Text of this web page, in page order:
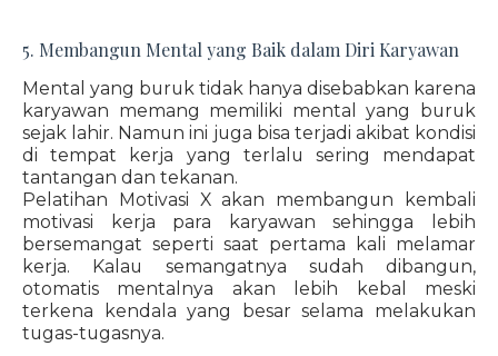
5. Membangun Mental yang Baik dalam Diri Karyawan
Mental yang buruk tidak hanya disebabkan karena
karyawan memang memiliki mental yang buruk
sejak lahir. Namun ini juga bisa terjadi akibat kondisi
di tempat kerja yang terlalu sering mendapat
tantangan dan tekanan.
Pelatihan Motivasi X akan membangun kembali
motivasi kerja para karyawan sehingga lebih
bersemangat seperti saat pertama kali melamar
kerja. Kalau semangatnya sudah dibangun,
otomatis mentalnya akan lebih kebal meski
terkena kendala yang besar selama melakukan
tugas-tugasnya.